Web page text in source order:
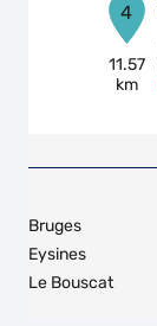
4
11.57
km
11.59
Bruges
Eysines
Le Bouscat